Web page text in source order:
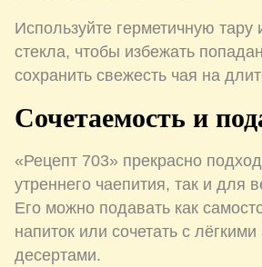
Используйте герметичную тару
стекла, чтобы избежать
сохранить свежесть чая на
Сочетаемость и
«Рецепт 703» прекрасно
утреннего чаепития, так и для
Его можно подавать как
напиток или сочетать с лёгкими
десертами.